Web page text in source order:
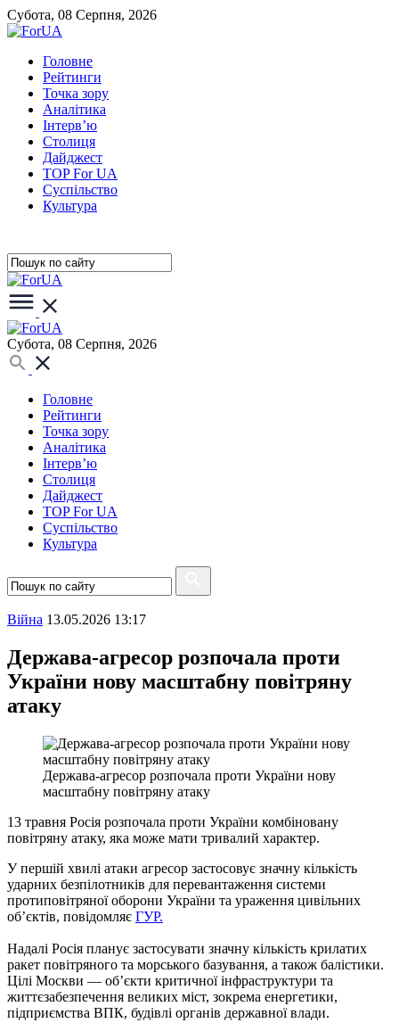
Субота, 08 Серпня, 2026
Головне
Рейтинги
Точка зору
Аналітика
Інтерв’ю
Столиця
Дайджест
TOP For UA
Суспiльство
Культура
Субота, 08 Серпня, 2026
Головне
Рейтинги
Точка зору
Аналітика
Інтерв’ю
Столиця
Дайджест
TOP For UA
Суспiльство
Культура
Війна 13.05.2026 13:17
Держава-агресор розпочала проти
України нову масштабну повітряну
атаку
Держава-агресор розпочала проти України нову
масштабну повітряну атаку
13 травня Росія розпочала проти України комбіновану
повітряну атаку, яка може мати тривалий характер.
У першій хвилі атаки агресор застосовує значну кількість
ударних безпілотників для перевантаження системи
протиповітряної оборони України та ураження цивільних
обʼєктів, повідомляє ГУР.
Надалі Росія планує застосувати значну кількість крилатих
ракет повітряного та морського базування, а також балістики.
Цілі Москви — обʼєкти критичної інфраструктури та
життєзабезпечення великих міст, зокрема енергетики,
підприємства ВПК, будівлі органів державної влади.